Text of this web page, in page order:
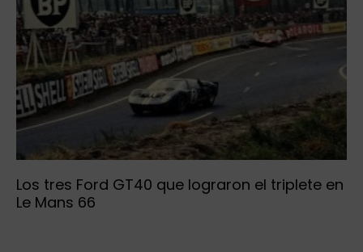
Los tres Ford GT40 que lograron el triplete en
Le Mans 66